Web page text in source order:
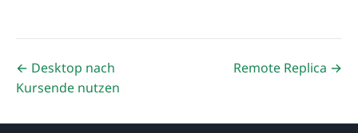
← Desktop nach
Kursende nutzen
Remote Replica →